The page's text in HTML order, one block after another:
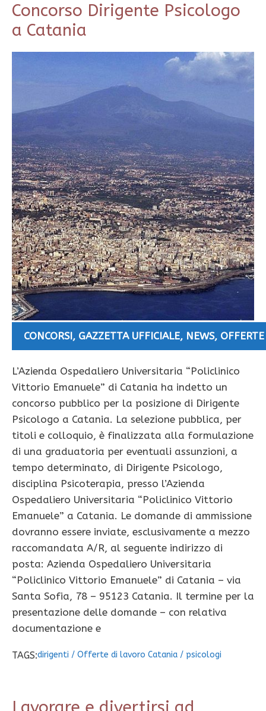
Concorso Dirigente Psicologo
a Catania
CONCORSI, GAZZETTA UFFICIALE, NEWS,
L’Azienda Ospedaliero Universitaria “Policlinico
Vittorio Emanuele” di Catania ha indetto un
concorso pubblico per la posizione di Dirigente
Psicologo a Catania. La selezione pubblica, per
titoli e colloquio, è finalizzata alla formulazione
di una graduatoria per eventuali assunzioni, a
tempo determinato, di Dirigente Psicologo,
disciplina Psicoterapia, presso l’Azienda
Ospedaliero Universitaria “Policlinico Vittorio
Emanuele” a Catania. Le domande di ammissione
dovranno essere inviate, esclusivamente a mezzo
raccomandata A/R, al seguente indirizzo di
posta: Azienda Ospedaliero Universitaria
“Policlinico Vittorio Emanuele” di Catania – via
Santa Sofia, 78 – 95123 Catania. Il termine per la
presentazione delle domande – con relativa
documentazione e
TAGS:dirigenti / Offerte di lavoro Catania / psicologi